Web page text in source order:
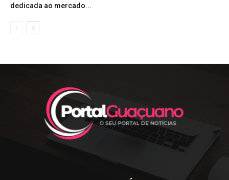
dedicada ao mercado...